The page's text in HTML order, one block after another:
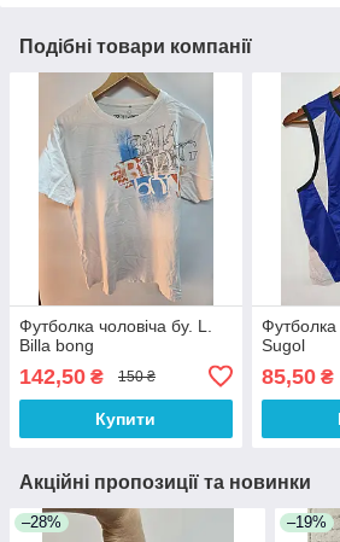
Подібні товари компанії
Футболка чоловіча бу. L.
Billa bong
142,50 ₴ 150 ₴
Купити
Футболка
Sugol
85,50₴
Акційні пропозиції та новинки
–28% –19%